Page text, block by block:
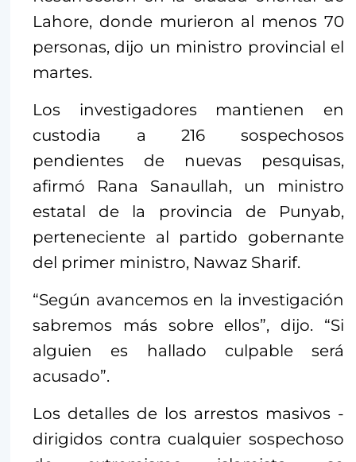
Lahore, donde murieron al menos 70
personas, dijo un ministro provincial el
martes.
Los investigadores mantienen en
custodia a 216 sospechosos
pendientes de nuevas pesquisas,
afirmó Rana Sanaullah, un ministro
estatal de la provincia de Punyab,
perteneciente al partido gobernante
del primer ministro, Nawaz Sharif.
“Según avancemos en la investigación
sabremos más sobre ellos”, dijo. “Si
alguien es hallado culpable será
acusado”.
Los detalles de los arrestos masivos -
dirigidos contra cualquier sospechoso